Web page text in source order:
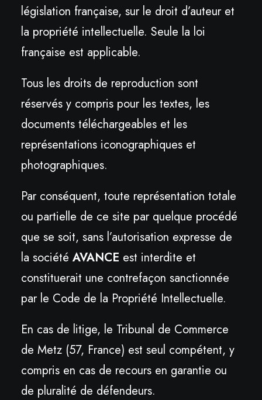
législation française, sur le droit d’auteur et
la propriété intellectuelle. Seule la loi
française est applicable.
Tous les droits de reproduction sont
réservés y compris pour les textes, les
documents téléchargeables et les
représentations iconographiques et
photographiques.
Par conséquent, toute représentation totale
ou partielle de ce site par quelque procédé
que se soit, sans l’autorisation expresse de
la société AVANCE est interdite et
constituerait une contrefaçon sanctionnée
par le Code de la Propriété Intellectuelle.
En cas de litige, le Tribunal de Commerce
de Metz (57, France) est seul compétent, y
compris en cas de recours en garantie ou
de pluralité de défendeurs.